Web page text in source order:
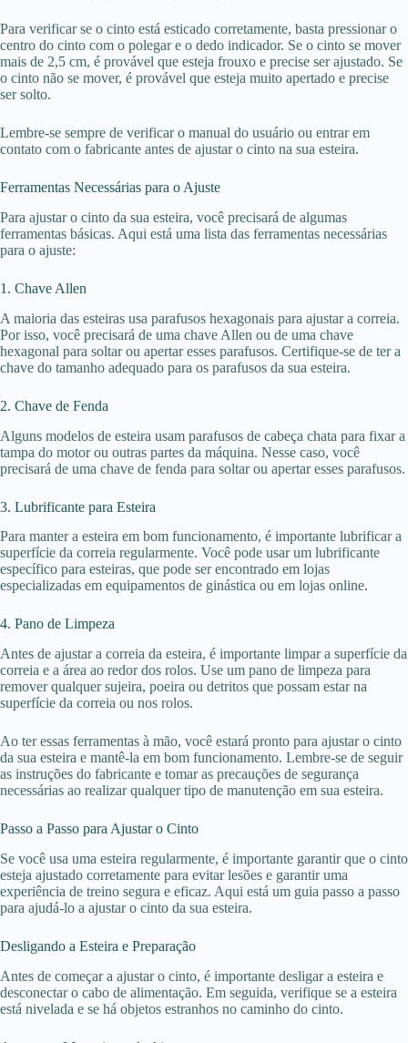
Para verificar se o cinto está esticado corretamente, basta pressionar o
centro do cinto com o polegar e o dedo indicador. Se o cinto se mover
mais de 2,5 cm, é provável que esteja frouxo e precise ser ajustado. Se
o cinto não se mover, é provável que esteja muito apertado e precise
ser solto.
Lembre-se sempre de verificar o manual do usuário ou entrar em
contato com o fabricante antes de ajustar o cinto na sua esteira.
Ferramentas Necessárias para o Ajuste
Para ajustar o cinto da sua esteira, você precisará de algumas
ferramentas básicas. Aqui está uma lista das ferramentas necessárias
para o ajuste:
1. Chave Allen
A maioria das esteiras usa parafusos hexagonais para ajustar a correia.
Por isso, você precisará de uma chave Allen ou de uma chave
hexagonal para soltar ou apertar esses parafusos. Certifique-se de ter a
chave do tamanho adequado para os parafusos da sua esteira.
2. Chave de Fenda
Alguns modelos de esteira usam parafusos de cabeça chata para fixar a
tampa do motor ou outras partes da máquina. Nesse caso, você
precisará de uma chave de fenda para soltar ou apertar esses parafusos.
3. Lubrificante para Esteira
Para manter a esteira em bom funcionamento, é importante lubrificar a
superfície da correia regularmente. Você pode usar um lubrificante
específico para esteiras, que pode ser encontrado em lojas
especializadas em equipamentos de ginástica ou em lojas online.
4. Pano de Limpeza
Antes de ajustar a correia da esteira, é importante limpar a superfície da
correia e a área ao redor dos rolos. Use um pano de limpeza para
remover qualquer sujeira, poeira ou detritos que possam estar na
superfície da correia ou nos rolos.
Ao ter essas ferramentas à mão, você estará pronto para ajustar o cinto
da sua esteira e mantê-la em bom funcionamento. Lembre-se de seguir
as instruções do fabricante e tomar as precauções de segurança
necessárias ao realizar qualquer tipo de manutenção em sua esteira.
Passo a Passo para Ajustar o Cinto
Se você usa uma esteira regularmente, é importante garantir que o cinto
esteja ajustado corretamente para evitar lesões e garantir uma
experiência de treino segura e eficaz. Aqui está um guia passo a passo
para ajudá-lo a ajustar o cinto da sua esteira.
Desligando a Esteira e Preparação
Antes de começar a ajustar o cinto, é importante desligar a esteira e
desconectar o cabo de alimentação. Em seguida, verifique se a esteira
está nivelada e se há objetos estranhos no caminho do cinto.